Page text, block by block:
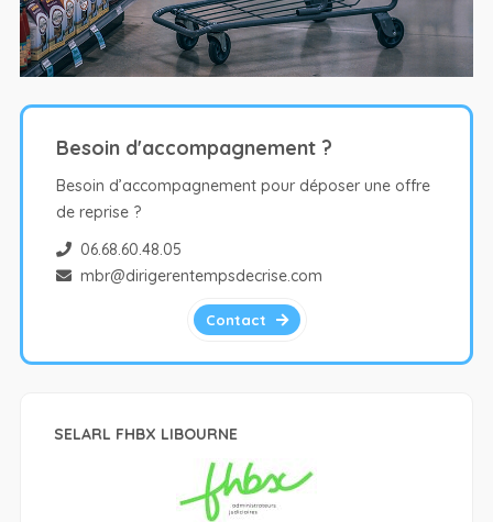
Besoin d'accompagnement ?
Besoin d’accompagnement pour déposer une offre
de reprise ?
06.68.60.48.05
mbr@dirigerentempsdecrise.com
Contact
SELARL FHBX LIBOURNE